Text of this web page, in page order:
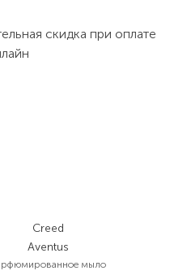
скидка при оплате
Creed
Aventus
мыло